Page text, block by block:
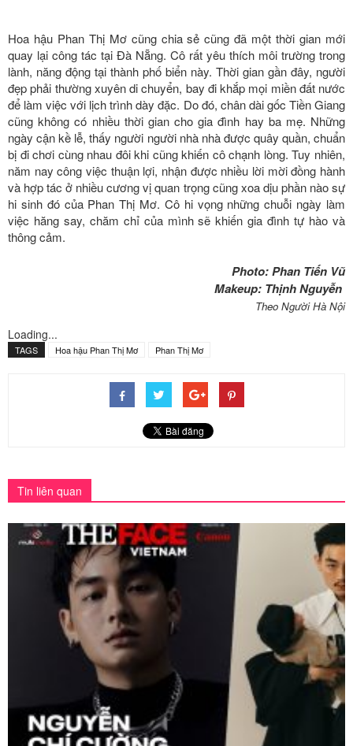
Hoa hậu Phan Thị Mơ cũng chia sẻ cũng đã một thời gian mới
quay lại công tác tại Đà Nẵng. Cô rất yêu thích môi trường trong
lành, năng động tại thành phố biển này. Thời gian gần đây, người
đẹp phải thường xuyên di chuyển, bay đi khắp mọi miền đất nước
để làm việc với lịch trình dày đặc. Do đó, chân dài gốc Tiền Giang
cũng không có nhiều thời gian cho gia đình hay ba mẹ. Những
ngày cận kề lễ, thấy người người nhà nhà được quây quần, chuẩn
bị đi chơi cùng nhau đôi khi cũng khiến cô chạnh lòng. Tuy nhiên,
năm nay công việc thuận lợi, nhận được nhiều lời mời đồng hành
và hợp tác ở nhiều cương vị quan trọng cũng xoa dịu phần nào sự
hi sinh đó của Phan Thị Mơ. Cô hi vọng những chuỗi ngày làm
việc hăng say, chăm chỉ của mình sẽ khiến gia đình tự hào và
thông cảm.
Photo: Phan Tiến Vũ
Makeup: Thịnh Nguyễn
Theo Người Hà Nội
Loading...
TAGS Hoa hậu Phan Thị Mơ Phan Thị Mơ
Tin liên quan